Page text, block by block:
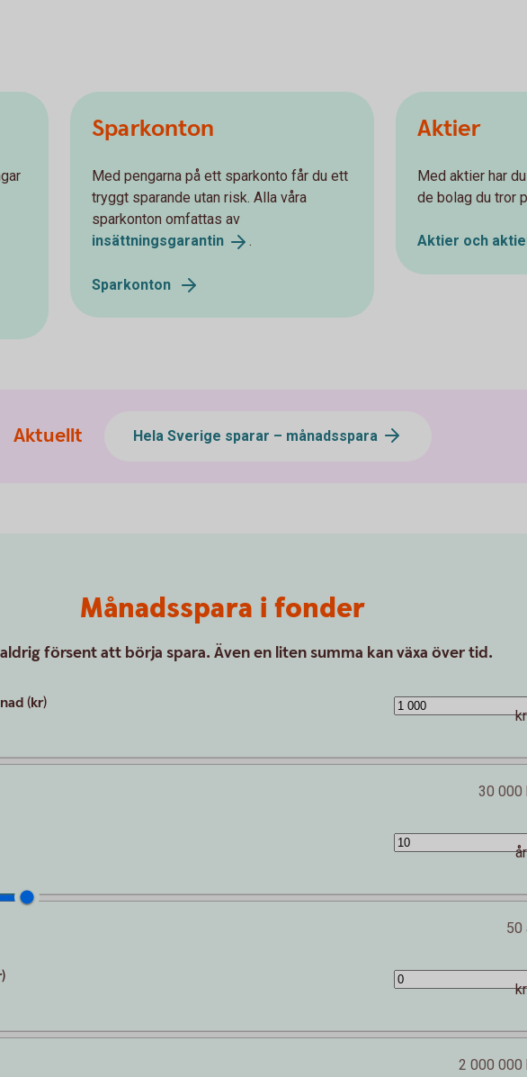
Sparkonton
Med pengarna på ett sparkonto får du ett
tryggt sparande utan risk. Alla våra
sparkonton omfattas av
insättningsgarantin
.
Sparkonton
Aktier
Med aktier har
de bolag du tror
Aktier och
Aktuellt Hela Sverige sparar – månadsspara
Månadsspara i fonder
försent att börja spara. Även en liten summa kan växa över tid.
(kr)
30 000
kr
50
år
2 000 000
kr